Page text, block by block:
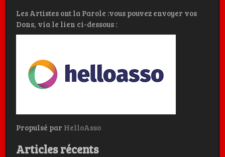
Les Artistes ont la Parole :vous pouvez envoyer vos
Dons, via le lien ci-dessous :
Propulsé par HelloAsso
Articles récents